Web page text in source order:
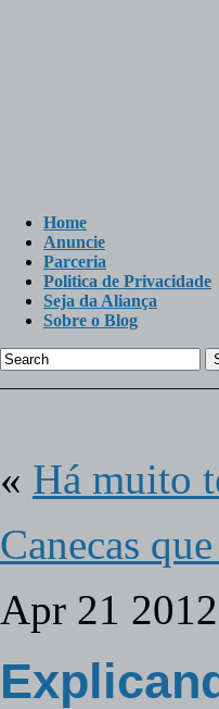
Home
Anuncie
Parceria
Politica de Privacidade
Seja da Aliança
Sobre o Blog
« Há muito
Canecas
Apr 21 2012